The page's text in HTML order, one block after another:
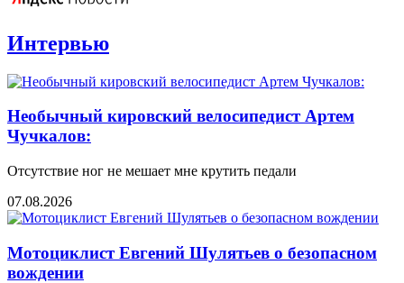
Интервью
Необычный кировский велосипедист Артем
Чучкалов:
Отсутствие ног не мешает мне крутить педали
07.08.2026
Мотоциклист Евгений Шулятьев о безопасном
вождении